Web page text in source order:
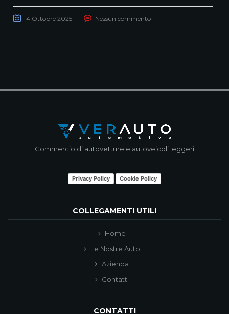
4 Ottobre 2025 Nessun commento
Commercio di autovetture e autoveicoli leggeri
Privacy Policy Cookie Policy
COLLEGAMENTI UTILI
Home
Le Nostre Auto
Azienda
Contatti
CONTATTI